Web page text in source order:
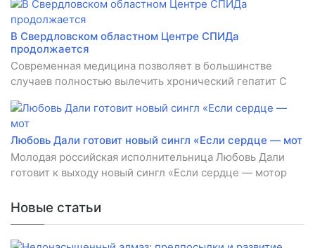
В Свердловском областном Центре СПИДа
продолжается
Современная медицина позволяет в большинстве
случаев полностью вылечить хронический гепатит C
Любовь Дали готовит новый сингл «Если сердце — мот
Молодая российская исполнительница Любовь Дали
готовит к выходу новый сингл «Если сердце — мотор
Новые статьи